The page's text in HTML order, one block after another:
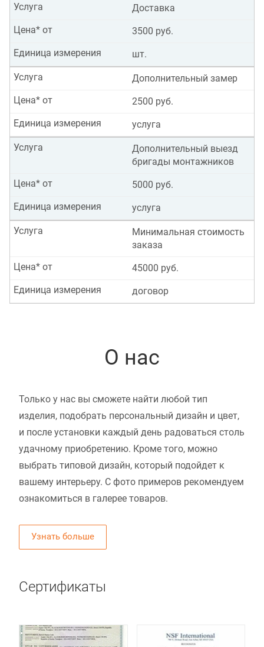
Доставка
Услуга
3500 руб.
Цена* от
шт.
Единица измерения
Дополнительный замер
Услуга
2500 руб.
Цена* от
услуга
Единица измерения
Дополнительный выезд
бригады монтажников
Услуга
5000 руб.
Цена* от
услуга
Единица измерения
Минимальная стоимость
заказа
Услуга
45000 руб.
Цена* от
договор
Единица измерения
О нас
Только у нас вы сможете найти любой тип
изделия, подобрать персональный дизайн и цвет,
и после установки каждый день радоваться столь
удачному приобретению. Кроме того, можно
выбрать типовой дизайн, который подойдет к
вашему интерьеру. С фото примеров рекомендуем
ознакомиться в галерее товаров.
Узнать больше
Сертификаты